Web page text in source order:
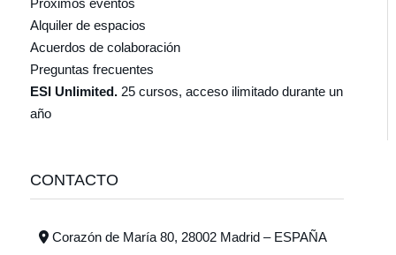
Próximos eventos
Alquiler de espacios
Acuerdos de colaboración
Preguntas frecuentes
ESI Unlimited. 25 cursos, acceso ilimitado durante un
año
CONTACTO
Corazón de María 80, 28002 Madrid – ESPAÑA